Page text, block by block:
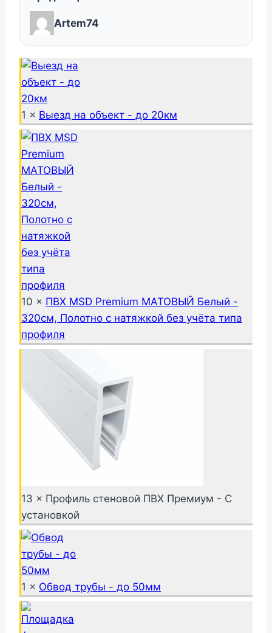
Artem74
1 × Выезд на объект - до 20км
10 × ПВХ MSD Premium МАТОВЫЙ Белый -
320см, Полотно с натяжкой без учёта типа
профиля
13 × Профиль стеновой ПВХ Премиум - С
установкой
1 × Обвод трубы - до 50мм